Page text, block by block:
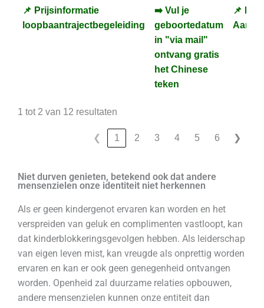
📌 Prijsinformatie
loopbaantrajectbegeleiding
➡️ Vul je
geboortedatum
in "via mail"
ontvang gratis
het Chinese
teken
📌
📌 Prijsinformatie
loopbaantrajectbegeleiding
➡️ Vul je
geboortedatum
in "via mail"
ontvang gratis
het Chinese
teken
📌
1 tot 2 van 12 resultaten
❮ 1 2 3 4 5 6 ❯
Niet durven genieten, betekend ook dat andere
mensenzielen onze identiteit niet herkennen
Als er geen kindergenot ervaren kan worden en het
verspreiden van geluk en complimenten vastloopt, kan
dat kinderblokkeringsgevolgen hebben. Als leiderschap
van eigen leven mist, kan vreugde als onprettig worden
ervaren en kan er ook geen genegenheid ontvangen
worden. Openheid zal duurzame relaties opbouwen,
andere mensenzielen kunnen onze entiteit dan